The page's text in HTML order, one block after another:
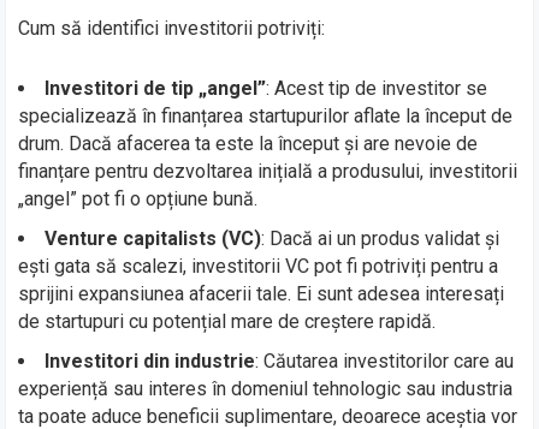
Cum să identifici investitorii potriviți:
Investitori de tip „angel”: Acest tip de investitor se
specializează în finanțarea startupurilor aflate la început de
drum. Dacă afacerea ta este la început și are nevoie de
finanțare pentru dezvoltarea inițială a produsului, investitorii
„angel” pot fi o opțiune bună.
Venture capitalists (VC): Dacă ai un produs validat și
ești gata să scalezi, investitorii VC pot fi potriviți pentru a
sprijini expansiunea afacerii tale. Ei sunt adesea interesați
de startupuri cu potențial mare de creștere rapidă.
Investitori din industrie: Căutarea investitorilor care au
experiență sau interes în domeniul tehnologic sau industria
ta poate aduce beneficii suplimentare, deoarece aceștia vor